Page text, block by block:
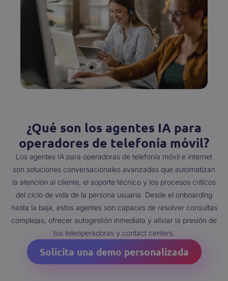
¿Qué son los agentes IA para
operadores de telefonía móvil?
Los agentes IA para operadoras de telefonía móvil e internet
son soluciones conversacionales avanzadas que automatizan
la atención al cliente, el soporte técnico y los procesos críticos
del ciclo de vida de la persona usuaria. Desde el onboarding
hasta la baja, estos agentes son capaces de resolver consultas
complejas, ofrecer autogestión inmediata y aliviar la presión de
tus teleoperadoras y contact centers.
Solicita una demo personalizada